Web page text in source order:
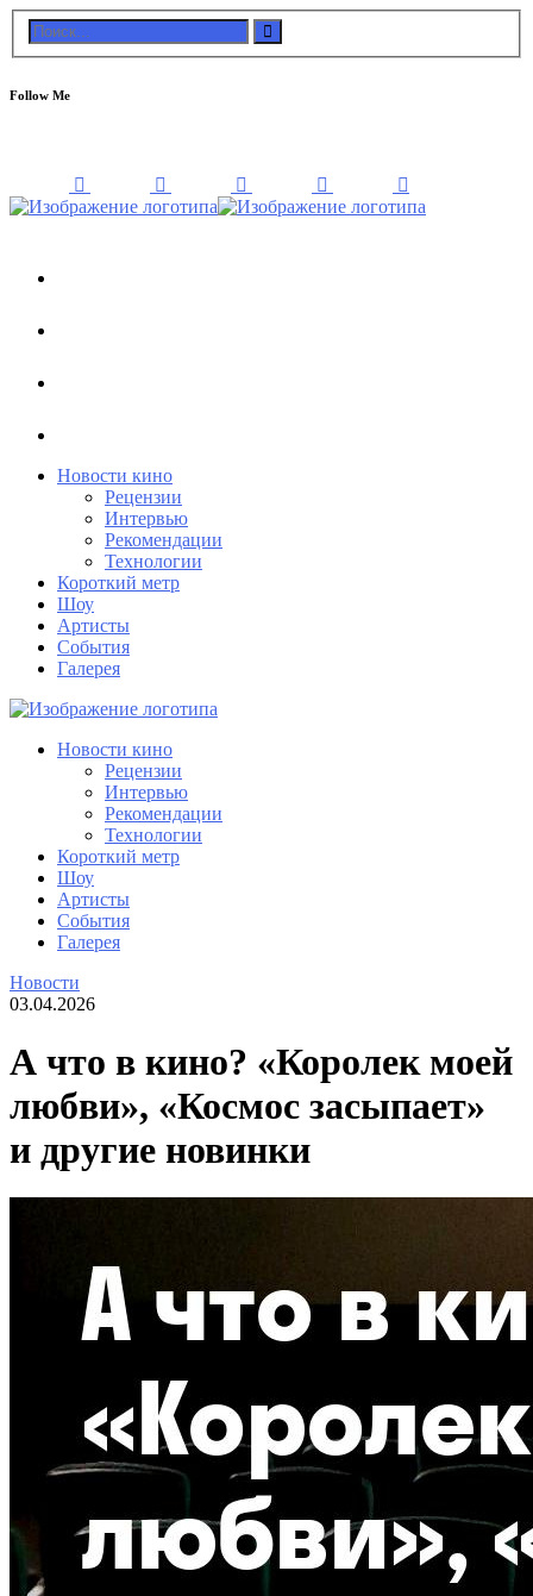
Follow Me
Новости кино
Рецензии
Интервью
Рекомендации
Технологии
Короткий метр
Шоу
Артисты
События
Галерея
Новости кино
Рецензии
Интервью
Рекомендации
Технологии
Короткий метр
Шоу
Артисты
События
Галерея
Новости
03.04.2026
А что в кино? «Королек моей
любви», «Космос засыпает»
и другие новинки